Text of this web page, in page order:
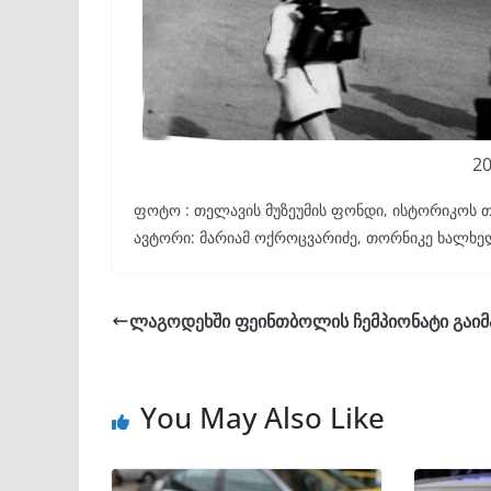
ფოტო : თელავის მუზეუმის ფონდი, ისტორიკოს
ავტორი: მარიამ ოქროცვარიძე, თორნიკე
ლაგოდეხში ფეინთბოლის ჩემპიონატი
You May Also Like